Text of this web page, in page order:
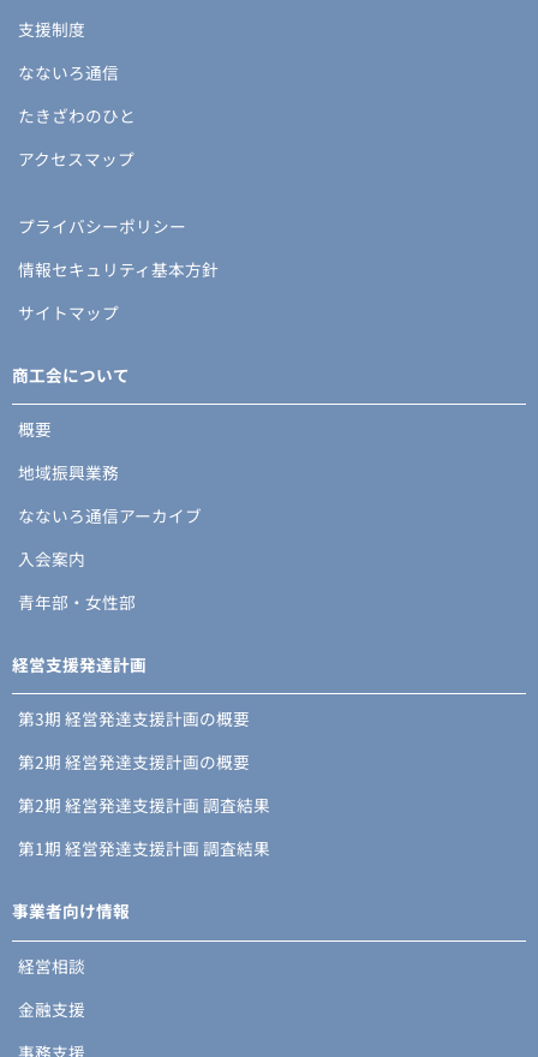
支援制度
なないろ通信
たきざわのひと
アクセスマップ
プライバシーポリシー
情報セキュリティ基本方針
サイトマップ
商工会について
概要
地域振興業務
なないろ通信アーカイブ
入会案内
青年部・女性部
経営支援発達計画
第3期 経営発達支援計画の概要
第2期 経営発達支援計画の概要
第2期 経営発達支援計画 調査結果
第1期 経営発達支援計画 調査結果
事業者向け情報
経営相談
金融支援
事務支援